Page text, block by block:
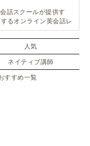
話スクールが提供す
るオンライン英会話レ
人気
ネイティブ講師
すすめ一覧